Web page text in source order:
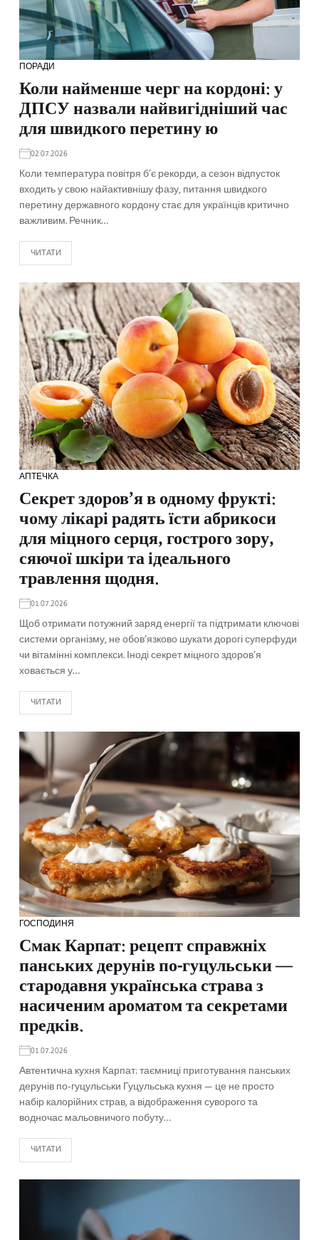
ПОРАДИ
Коли найменше черг на кордоні: у
ДПСУ назвали найвигідніший час
для швидкого перетину ю
02.07.2026
Коли температура повітря б’є рекорди, а сезон відпусток
входить у свою найактивнішу фазу, питання швидкого
перетину державного кордону стає для українців критично
важливим. Речник…
ЧИТАТИ
АПТЕЧКА
Секрет здоров’я в одному фрукті:
чому лікарі радять їсти абрикоси
для міцного серця, гострого зору,
сяючої шкіри та ідеального
травлення щодня.
01.07.2026
Щоб отримати потужний заряд енергії та підтримати ключові
системи організму, не обов’язково шукати дорогі суперфуди
чи вітамінні комплекси. Іноді секрет міцного здоров’я
ховається у…
ЧИТАТИ
ГОСПОДИНЯ
Смак Карпат: рецепт справжніх
панських дерунів по-гуцульськи —
стародавня українська страва з
насиченим ароматом та секретами
предків.
01.07.2026
Автентична кухня Карпат: таємниці приготування панських
дерунів по-гуцульськи Гуцульська кухня — це не просто
набір калорійних страв, а відображення суворого та
водночас мальовничого побуту…
ЧИТАТИ